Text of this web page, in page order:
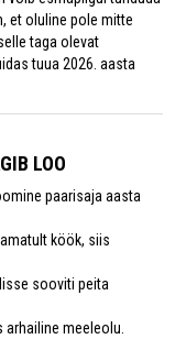
et oluline pole mitte
taga olevat
tuua 2026. aasta
LOO
paarisaja aasta
köök, siis
sooviti peita
arhailine meeleolu.